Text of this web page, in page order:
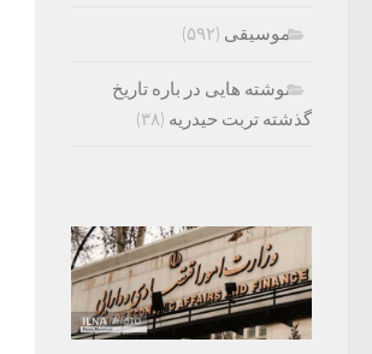
موسیقی (۵۹۲)
نوشته هایی در باره تاریخ
گذشته تربت حیدریه (۳۸)